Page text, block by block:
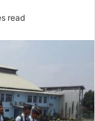
read